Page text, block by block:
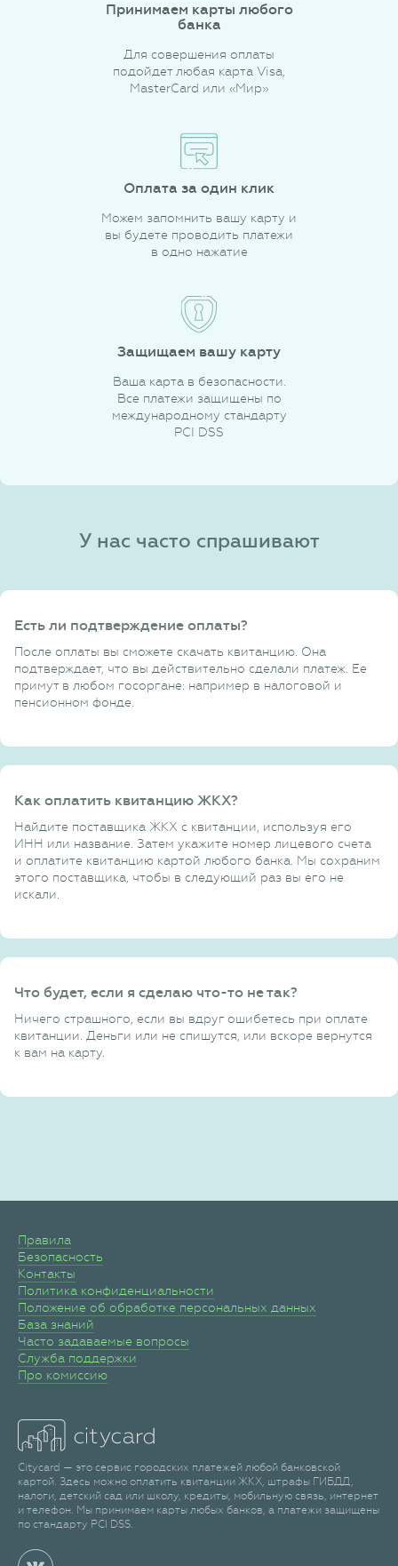
Принимаем карты любого
банка
Для совершения оплаты
подойдет любая карта Visa,
MasterCard или «Мир»
Оплата за один клик
Можем запомнить вашу карту и
вы будете проводить платежи
в одно нажатие
Защищаем вашу карту
Ваша карта в безопасности.
Все платежи защищены по
международному стандарту
PCI DSS
У нас часто спрашивают
Есть ли подтверждение оплаты?
После оплаты вы сможете скачать квитанцию. Она
подтверждает, что вы действительно сделали платеж. Ее
примут в любом госоргане: например в налоговой и
пенсионном фонде.
Как оплатить квитанцию ЖКХ?
Найдите поставщика ЖКХ с квитанции, используя его
ИНН или название. Затем укажите номер лицевого счета
и оплатите квитанцию картой любого банка. Мы сохраним
этого поставщика, чтобы в следующий раз вы его не
искали.
Что будет, если я сделаю что-то не так?
Ничего страшного, если вы вдруг ошибетесь при оплате
квитанции. Деньги или не спишутся, или вскоре вернутся
к вам на карту.
Правила
Безопасность
Контакты
Политика конфиденциальности
Положение об обработке персональных данных
База знаний
Часто задаваемые вопросы
Служба поддержки
Про комиссию
Citycard — это сервис городских платежей любой банковской
картой. Здесь можно оплатить квитанции ЖКХ, штрафы ГИБДД,
налоги, детский сад или школу, кредиты, мобильную связь, интернет
и телефон. Мы принимаем карты любых банков, а платежи защищены
по стандарту PCI DSS.